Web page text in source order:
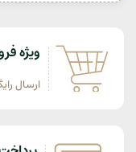
ویژه
ارسال رایگان